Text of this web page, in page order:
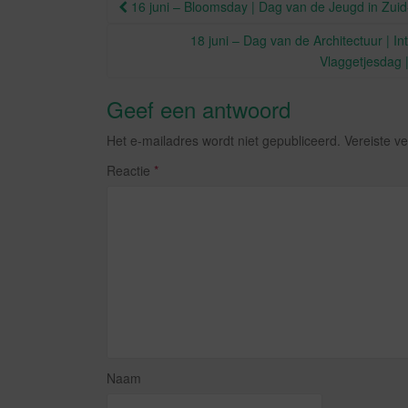
o
16 juni – Bloomsday | Dag van de Jeugd in
18 juni – Dag van de Architectuur |
Vlaggetjesdag
Geef een antwoord
Het e-mailadres wordt niet gepubliceerd. Vereiste
Reactie *
Naam